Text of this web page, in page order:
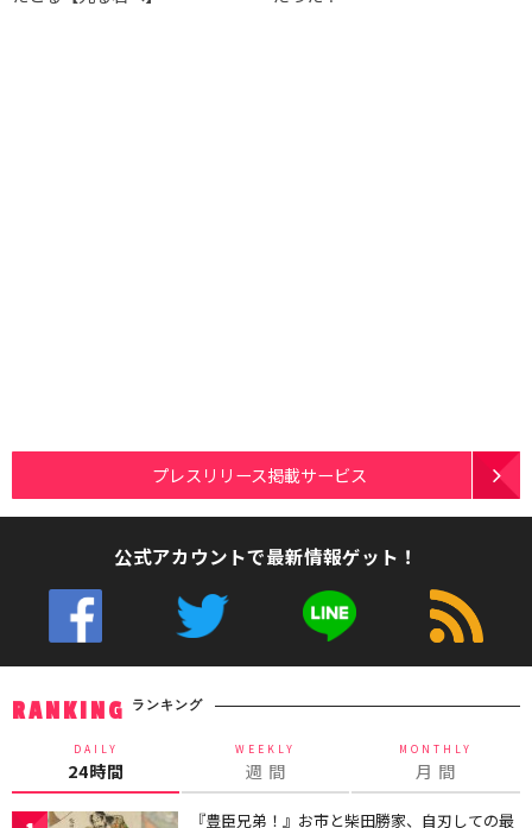
プレスリリース掲載サービス
公式アカウントで最新情報ゲット！
RANKING ランキング
DAILY
24時間
WEEKLY
週 間
MONTHLY
月 間
『豊臣兄弟！』お市と柴田勝家、自刃しての最